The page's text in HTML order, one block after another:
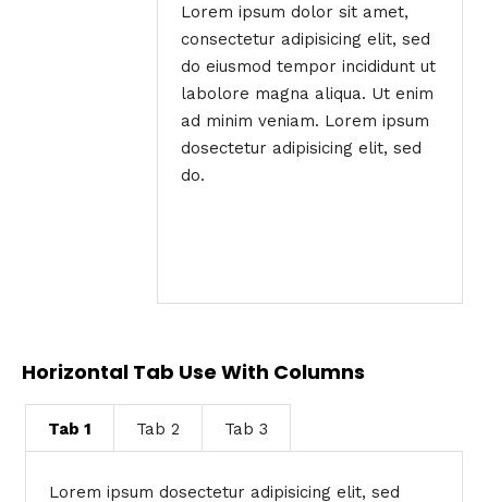
Lorem ipsum dolor sit amet,
consectetur adipisicing elit, sed
do eiusmod tempor incididunt ut
labolore magna aliqua. Ut enim
ad minim veniam. Lorem ipsum
dosectetur adipisicing elit, sed
do.
Horizontal Tab Use With Columns
Tab 1 Tab 2 Tab 3
Lorem ipsum dosectetur adipisicing elit, sed